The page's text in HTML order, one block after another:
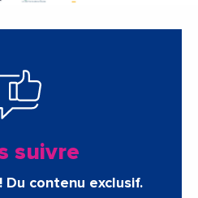
suivre
Du contenu exclusif.